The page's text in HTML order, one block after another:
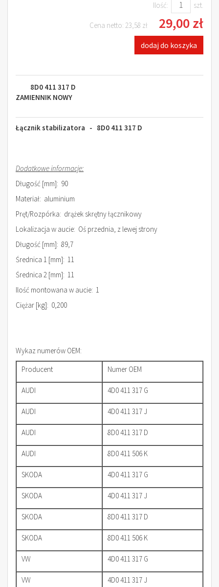
Ilość: szt.
Cena netto: 23,58 zł 29,00 zł
dodaj do koszyka
8D0 411 317 D
ZAMIENNIK NOWY
Łącznik stabilizatora - 8D0 411 317 D
Dodatkowe informacje:
Długość [mm]: 90
Materiał: aluminium
Pręt/Rozpórka: drążek skrętny łącznikowy
Lokalizacja w aucie: Oś przednia, z lewej strony
Długość [mm]: 89,7
Średnica 1 [mm]: 11
Średnica 2 [mm]: 11
Ilość montowana w aucie: 1
Ciężar [kg]: 0,200
Wykaz numerów OEM:
Producent
Numer OEM
AUDI 4D0 411 317 G
AUDI 4D0 411 317 J
AUDI 8D0 411 317 D
AUDI 8D0 411 506 K
SKODA 4D0 411 317 G
SKODA 4D0 411 317 J
SKODA 8D0 411 317 D
SKODA 8D0 411 506 K
VW 4D0 411 317 G
VW 4D0 411 317 J